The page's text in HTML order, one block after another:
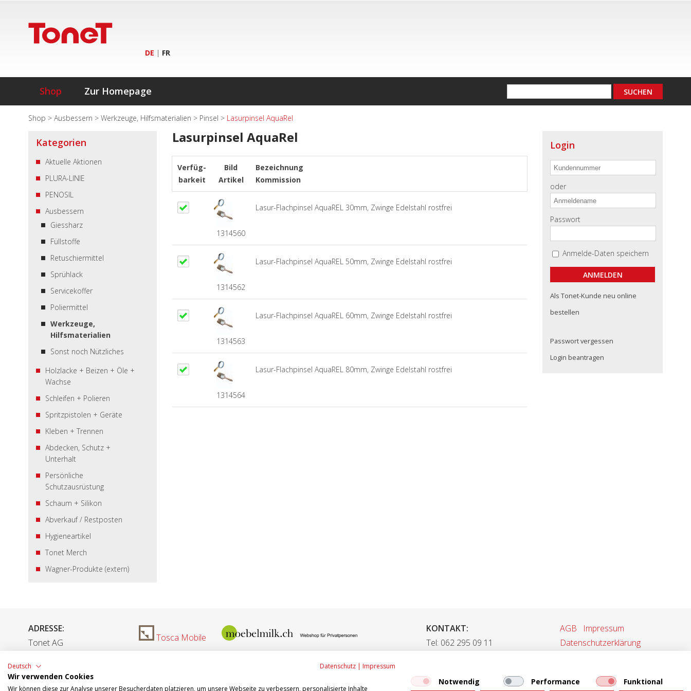
DE | FR
Shop Zur Homepage
Shop > Ausbessern > Werkzeuge, Hilfsmaterialien > Pinsel > Lasurpinsel AquaRel
Lasurpinsel AquaRel
Verfüg-
barkeit
Bild
Artikel
Bezeichnung
Kommission
1314560
Lasur-Flachpinsel AquaREL 30mm, Zwinge Edelstahl rostfrei
1314562
Lasur-Flachpinsel AquaREL 50mm, Zwinge Edelstahl rostfrei
1314563
Lasur-Flachpinsel AquaREL 60mm, Zwinge Edelstahl rostfrei
1314564
Lasur-Flachpinsel AquaREL 80mm, Zwinge Edelstahl rostfrei
Kategorien
Aktuelle Aktionen
PLURA-LINIE
PENOSIL
Ausbessern
Giessharz
Füllstoffe
Retuschiermittel
Sprühlack
Servicekoffer
Poliermittel
Werkzeuge,
Hilfsmaterialien
Sonst noch Nützliches
Holzlacke + Beizen + Öle +
Wachse
Schleifen + Polieren
Spritzpistolen + Geräte
Kleben + Trennen
Abdecken, Schutz +
Unterhalt
Persönliche
Schutzausrüstung
Schaum + Silikon
Abverkauf / Restposten
Hygieneartikel
Tonet Merch
Wagner-Produkte (extern)
Login
oder
Passwort
Anmelde-Daten speichern
Als Tonet-Kunde neu online
bestellen
Passwort vergessen
Login beantragen
ADRESSE:
Tonet AG
4658 Däniken
Tosca Mobile
KONTAKT:
Tel: 062 295 09 11
AGB
Impressum
Datenschutzerklärung
Deutsch Datenschutz | Impressum
Wir verwenden Cookies
Wir können diese zur Analyse unserer Besucherdaten platzieren, um unsere Webseite zu verbessern, personalisierte Inhalte
Notwendig Performance Funktional